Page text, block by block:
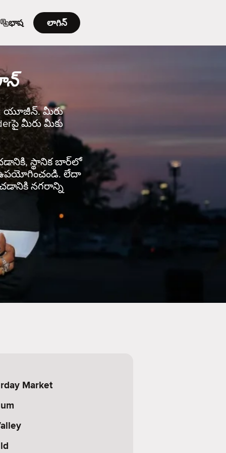
భాష లాగిన్
యూజీన్. మీరు
మీరు మీకు
స్థానిక బార్‌లో
ఉపయోగించండి. లేదా
నగరాన్ని
Market